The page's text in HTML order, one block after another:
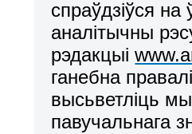
спраўдзіўся
аналітычны
рэдакцыі
ганебна
высьветліць
павучальнага